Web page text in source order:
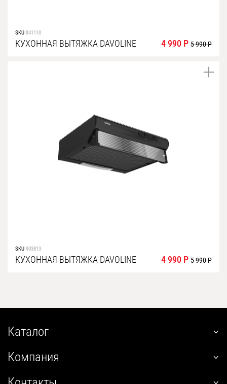
SKU 841110
КУХОННАЯ ВЫТЯЖКА DAVOLINE 4 990 Р 5 990 Р
SKU 903813
КУХОННАЯ ВЫТЯЖКА DAVOLINE 4 990 Р 5 990 Р
Каталог
встраиваемые
угловые
Компания